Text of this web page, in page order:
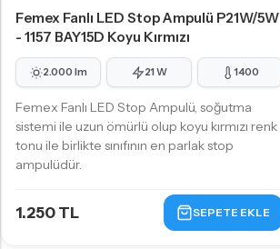
Femex Fanlı LED Stop Ampulü P21W/5W
- 1157 BAY15D Koyu Kırmızı
2.000 lm 21 W 1400
Femex Fanlı LED Stop Ampulü, soğutma
sistemi ile uzun ömürlü olup koyu kırmızı renk
tonu ile birlikte sınıfının en parlak stop
ampulüdür.
1.250 TL SEPETE EKLE